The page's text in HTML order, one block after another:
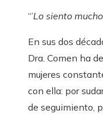
“’Lo siento
En sus dos
Dra. Comen ha
mujeres
con ella: por
de seguimiento,